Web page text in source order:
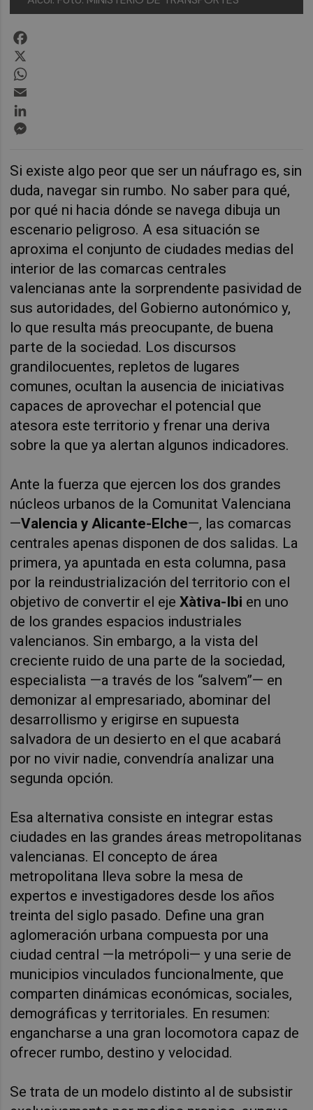
Si existe algo peor que ser un náufrago es, sin
duda, navegar sin rumbo. No saber para qué,
por qué ni hacia dónde se navega dibuja un
escenario peligroso. A esa situación se
aproxima el conjunto de ciudades medias del
interior de las comarcas centrales
valencianas ante la sorprendente pasividad de
sus autoridades, del Gobierno autonómico y,
lo que resulta más preocupante, de buena
parte de la sociedad. Los discursos
grandilocuentes, repletos de lugares
comunes, ocultan la ausencia de iniciativas
capaces de aprovechar el potencial que
atesora este territorio y frenar una deriva
sobre la que ya alertan algunos indicadores.
Ante la fuerza que ejercen los dos grandes
núcleos urbanos de la Comunitat Valenciana
—Valencia y Alicante-Elche—, las comarcas
centrales apenas disponen de dos salidas. La
primera, ya apuntada en esta columna, pasa
por la reindustrialización del territorio con el
objetivo de convertir el ejeXàtiva-Ibi en uno
de los grandes espacios industriales
valencianos. Sin embargo, a la vista del
creciente ruido de una parte de la sociedad,
especialista —a través de los “salvem”— en
demonizar al empresariado, abominar del
desarrollismo y erigirse en supuesta
salvadora de un desierto en el que acabará
por no vivir nadie, convendría analizar una
segunda opción.
Esa alternativa consiste en integrar estas
ciudades en las grandes áreas metropolitanas
valencianas. El concepto de área
metropolitana lleva sobre la mesa de
expertos e investigadores desde los años
treinta del siglo pasado. Define una gran
aglomeración urbana compuesta por una
ciudad central —la metrópoli— y una serie de
municipios vinculados funcionalmente, que
comparten dinámicas económicas, sociales,
demográficas y territoriales. En resumen:
engancharse a una gran locomotora capaz de
ofrecer rumbo, destino y velocidad.
Se trata de un modelo distinto al de subsistir